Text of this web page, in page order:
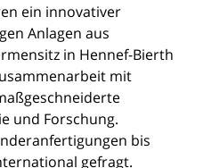
ein innovativer
Anlagen aus
in Hennef-Bierth
mit
und Forschung.
bis
gefragt.